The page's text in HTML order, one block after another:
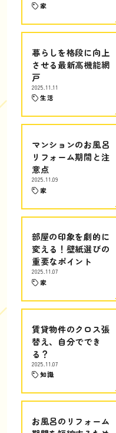
家
暮らしを格段に向上
させる最新高機能網
戸
2025.11.11
生活
マンションのお風呂
リフォーム期間と注
意点
2025.11.09
家
部屋の印象を劇的に
変える！壁紙選びの
重要なポイント
2025.11.07
家
賃貸物件のクロス張
替え、自分ででき
る？
2025.11.07
知識
お風呂のリフォーム